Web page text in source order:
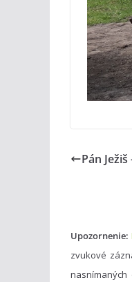
Pán
Upozornenie:
zvukové